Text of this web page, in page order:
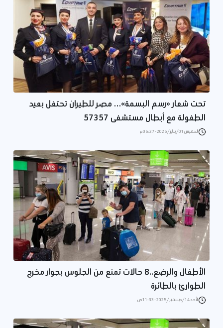
تحت شعار «رسم البسمة»… مصر للطيران تحتفل بعيد
الطفولة مع أبطال مستشفى 57357
الخميس 01/يناير/2026 - 06:27 م
الأطفال والرضع..8 حالات تمنع من الجلوس بجوار مخرج
الطوارئ بالطائرة
الأحد 14/ديسمبر/2025 - 11:33 ص